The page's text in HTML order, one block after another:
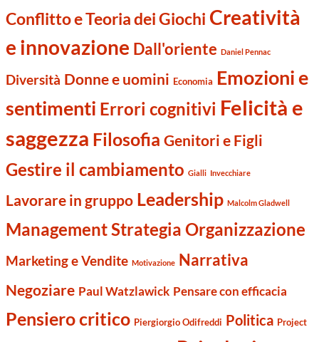
Conflitto e Teoria dei Giochi Creatività
e innovazione Dall'oriente Daniel Pennac
Diversità Donne e uomini Economia Emozioni e
sentimenti Errori cognitivi Felicità e
saggezza Filosofia Genitori e Figli
Gestire il cambiamento Gialli Invecchiare
Lavorare in gruppo Leadership Malcolm Gladwell
Management Strategia Organizzazione
Marketing e Vendite Motivazione Narrativa
Negoziare Paul Watzlawick Pensare con efficacia
Pensiero critico Piergiorgio Odifreddi Politica Project